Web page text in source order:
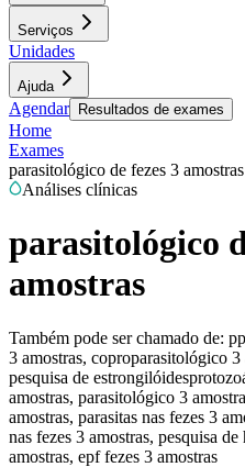
Serviços
Unidades
Ajuda
Agendar Resultados de exames
Home
Exames
parasitológico de fezes 3 amostras
Análises clínicas
parasitológico
amostras
Também pode ser chamado de:
3 amostras, coproparasitológico
pesquisa de
amostras, parasitológico 3
amostras, parasitas nas fezes 3
nas fezes 3 amostras, pesquisa
amostras, epf fezes 3 amostras